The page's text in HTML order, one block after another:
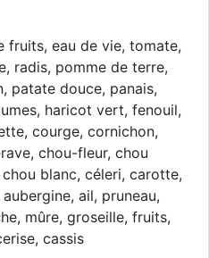
fruits, eau de vie, tomate,
radis, pomme de terre,
patate douce, panais,
haricot vert, fenouil,
courge, cornichon,
chou-fleur, chou
blanc, céleri, carotte,
ail, pruneau,
mûre, groseille, fruits,
cassis